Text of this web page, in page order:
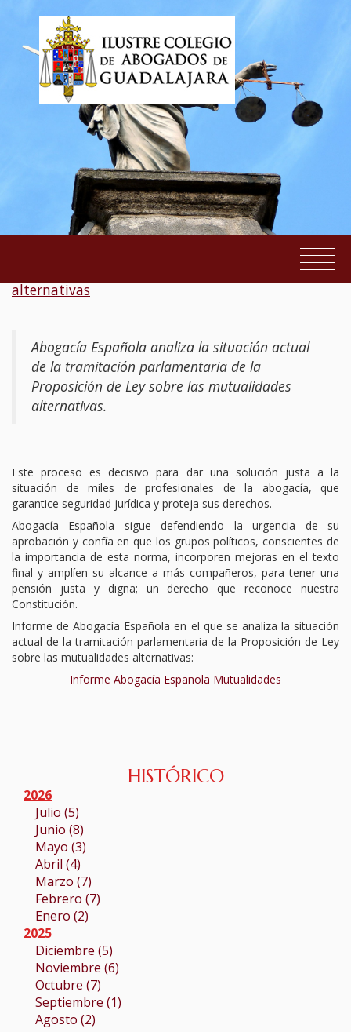
TURNO DE OFICIO
Informe del CGAE: Ley sobre las mutualidades
alternativas
Abogacía Española analiza la situación actual
de la tramitación parlamentaria de la
Proposición de Ley sobre las mutualidades
alternativas.
Este proceso es decisivo para dar una solución justa a la
situación de miles de profesionales de la abogacía, que
garantice seguridad jurídica y proteja sus derechos.
Abogacía Española sigue defendiendo la urgencia de su
aprobación y confía en que los grupos políticos, conscientes de
la importancia de esta norma, incorporen mejoras en el texto
final y amplíen su alcance a más compañeros, para tener una
pensión justa y digna; un derecho que reconoce nuestra
Constitución.
Informe de Abogacía Española en el que se analiza la situación
actual de la tramitación parlamentaria de la Proposición de Ley
sobre las mutualidades alternativas:
Informe Abogacía Española Mutualidades
HISTÓRICO
2026
Julio (5)
Junio (8)
Mayo (3)
Abril (4)
Marzo (7)
Febrero (7)
Enero (2)
2025
Diciembre (5)
Noviembre (6)
Octubre (7)
Septiembre (1)
Agosto (2)